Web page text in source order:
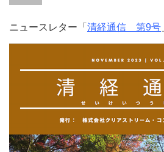
ニュースレター「 清経通信 第9号